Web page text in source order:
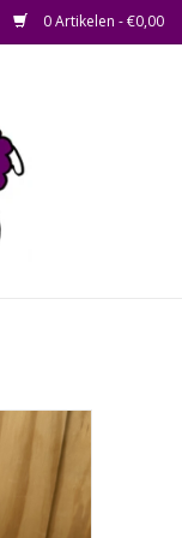
0 Artikelen - €0,00